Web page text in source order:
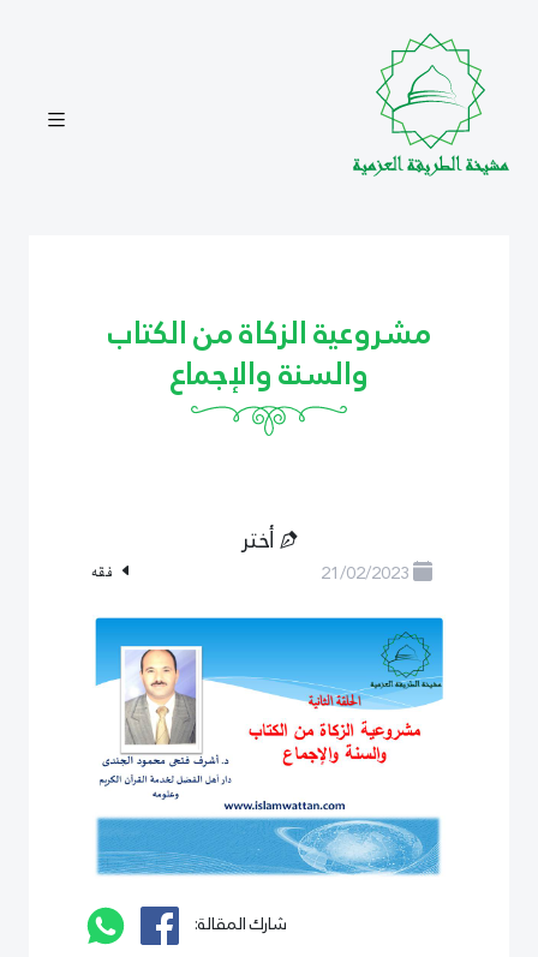
مشروعية الزكاة من الكتاب
والسنة والإجماع
أختر
21/02/2023 فقه
شارك المقالة: